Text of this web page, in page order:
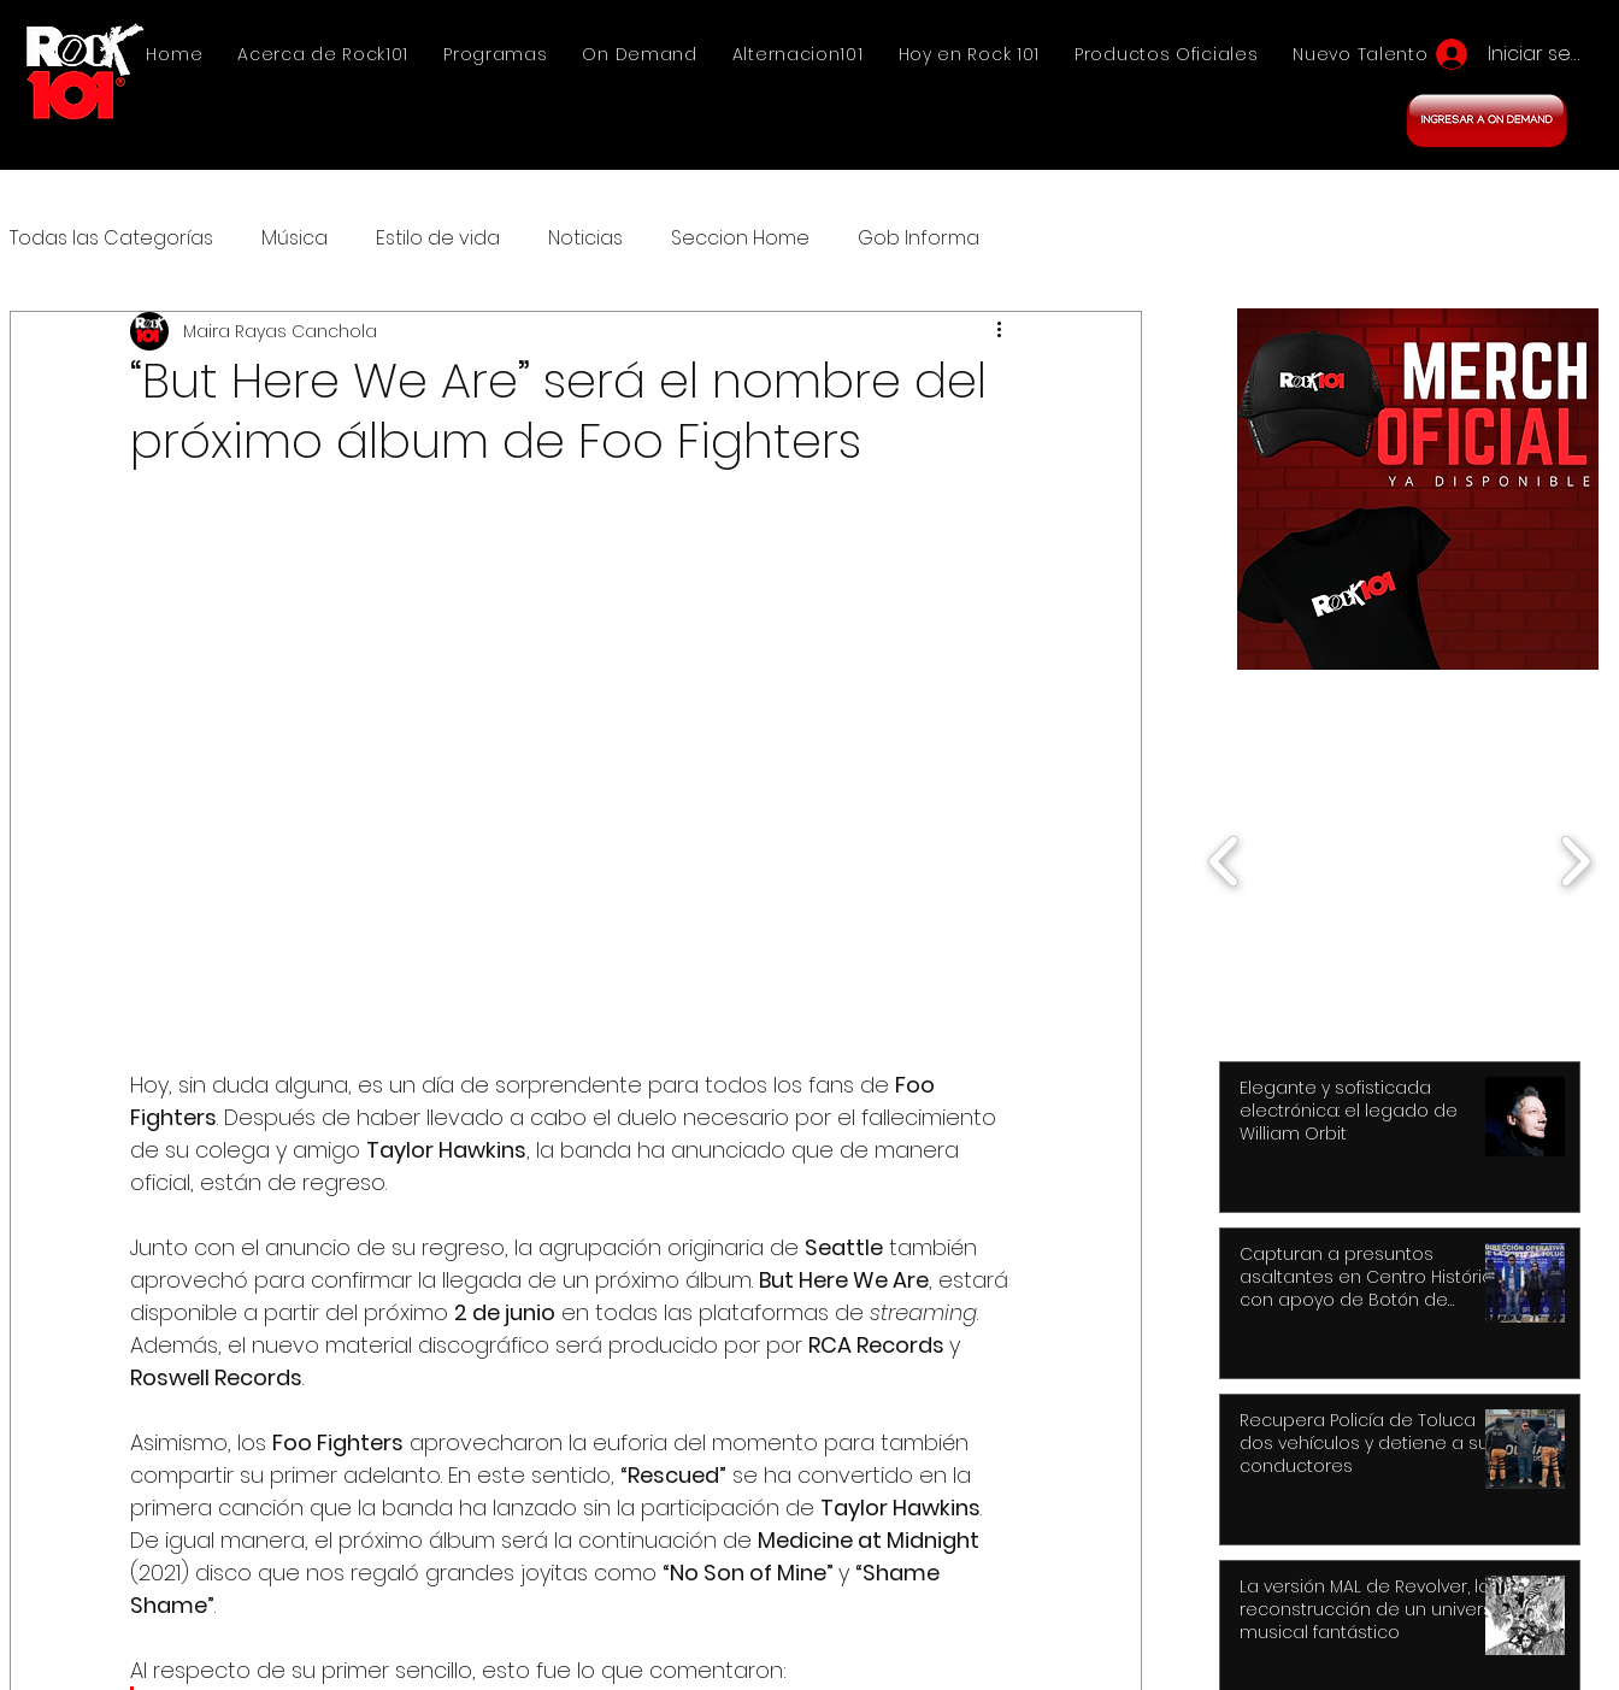
Home Acerca de Rock101 Programas On Demand Alternacion101 Hoy en Rock 101 Productos Oficiales Nuevo Talento Iniciar sesión
Todas las Categorías Música Estilo de vida Noticias Seccion Home Gob Informa
“But Here We Are” será el nombre del
próximo álbum de Foo Fighters
Maira Rayas Canchola
Hoy, sin duda alguna, es un día de sorprendente para todos los fans de Foo
Fighters. Después de haber llevado a cabo el duelo necesario por el fallecimiento
de su colega y amigo Taylor Hawkins, la banda ha anunciado que de manera
oficial, están de regreso.
Junto con el anuncio de su regreso, la agrupación originaria de Seattle también
aprovechó para confirmar la llegada de un próximo álbum. But Here We Are, estará
disponible a partir del próximo 2 de junio en todas las plataformas de streaming.
Además, el nuevo material discográfico será producido por por RCA Records y
Roswell Records.
Asimismo, los Foo Fighters aprovecharon la euforia del momento para también
compartir su primer adelanto. En este sentido, “Rescued” se ha convertido en la
primera canción que la banda ha lanzado sin la participación de Taylor Hawkins.
De igual manera, el próximo álbum será la continuación de Medicine at Midnight
(2021) disco que nos regaló grandes joyitas como “No Son of Mine” y “Shame
Shame”.
Al respecto de su primer sencillo, esto fue lo que comentaron:
Elegante y sofisticada
electrónica: el legado de
William Orbit
Capturan a presuntos
asaltantes en Centro Histórico
con apoyo de Botón de
Recupera Policía de Toluca
dos vehículos y detiene a sus
conductores
La versión MAL de Revolver, la
reconstrucción de un universo
musical fantástico